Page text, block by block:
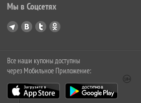
Мы в Соцсетях
Все наши купоны доступны
через Мобильное Приложение: